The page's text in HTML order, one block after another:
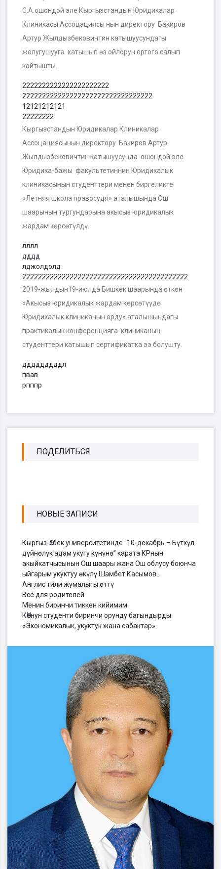
С.А.ошондой эле Кыргызстандын Юридикалар
Клиникасы Ассоцациясы нын директору Бакиров
Артур Жылдызбековичтин катышуусундагы
жолугушууга катышып өз ойлорун ортого салып
кайтышты.
2222222222222222222222
222222222222222222222222222222222
12121212121
22222222
Кыргызстандын Юридикалар Клиникалар
Ассоцациясынын директору Бакиров Артур
Жылдызбековичтин катышуусунда ошондой эле
Юридика-бажы факультетиннин Юридикалык
клиникасынын студенттери менен биргеликте
«Летняя школа правосудя» аталышында Ош
шаарынын тургундарына акысыз юридикалык
жардам көрсөтүлдү.
лллл
дддд
лджолдолд
222222222222222222222222222222222222222222
2019-жылдын19-июлда Бишкек шаарында өткөн
«Акысыз юридикалык жардам көрсөтүүдө
Юридикалык клиниканын орду» аталышындагы
практикалык конференцияга клиниканын
студенттери катышып сертификатка ээ болушту.
дддддддддл
пвав
рпппр
ПОДЕЛИТЬСЯ
НОВЫЕ ЗАПИСИ
Кыргыз-Өзбек университетинде “10-декабрь – Бүткүл
дүйнөлүк адам укугу күнүнө” карата КРнын
акыйкатчысынын Ош шаары жана Ош облусу боюнча
ыйгарым укуктуу өкүлү Шамбет Касымов…
Англис тили жумалыгы өттү
Всё для родителей
Менин биринчи тиккен кийимим
КӨУнун студенти биринчи орунду багындырды
«Экономикалык, укуктук жана сабактар»